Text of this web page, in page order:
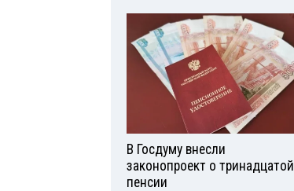
В Госдуму внесли
законопроект о тринадцатой
пенсии